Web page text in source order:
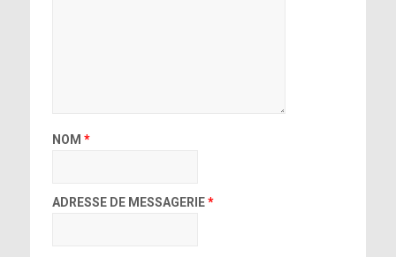
NOM *
ADRESSE DE MESSAGERIE*